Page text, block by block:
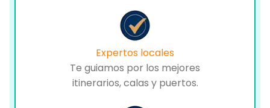
Expertos locales
Te guiamos por los mejores
itinerarios, calas y puertos.